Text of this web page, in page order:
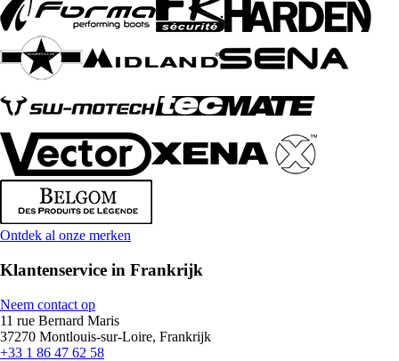
Ontdek al onze merken
Klantenservice in Frankrijk
Neem contact op
11 rue Bernard Maris
37270 Montlouis-sur-Loire, Frankrijk
+33 1 86 47 62 58